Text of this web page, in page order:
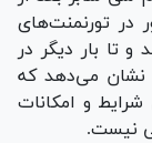
در تورنمنت‌های
تا بار دیگر در
نشان می‌دهد که
و امکانات
نیست.